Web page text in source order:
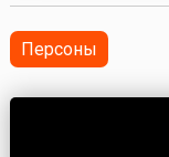
Азии до
входящих в Ш...
Персоны